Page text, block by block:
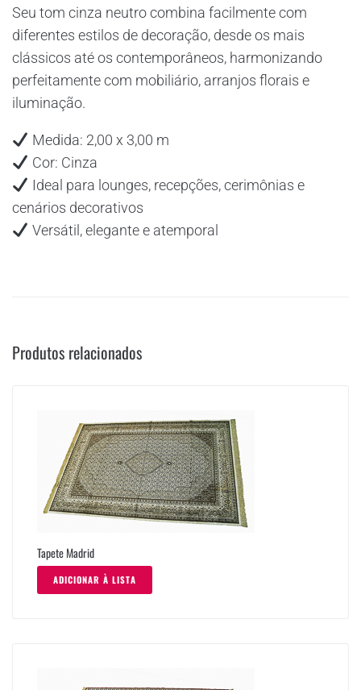
Seu tom cinza neutro combina facilmente com
diferentes estilos de decoração, desde os mais
clássicos até os contemporâneos, harmonizando
perfeitamente com mobiliário, arranjos florais e
iluminação.
Medida: 2,00 x 3,00 m
Cor: Cinza
Ideal para lounges, recepções, cerimônias e
cenários decorativos
Versátil, elegante e atemporal
Produtos relacionados
Tapete Madrid
ADICIONAR À LISTA